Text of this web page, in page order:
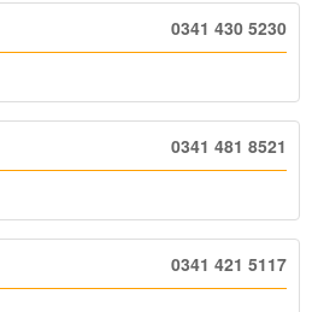
0341 430 5230
0341 481 8521
0341 421 5117